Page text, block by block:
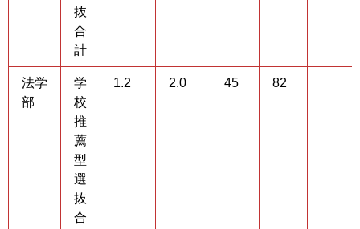
抜
合
計
法学
部
学
校
推
薦
型
選
抜
合
1.2 2.0 45 82